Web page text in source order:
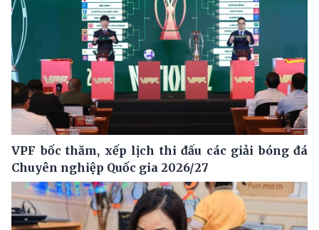
VPF bốc thăm, xếp lịch thi đấu các giải bóng đá
Chuyên nghiệp Quốc gia 2026/27